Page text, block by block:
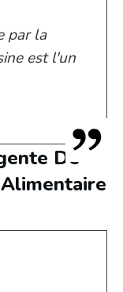
par la
est l'un
De